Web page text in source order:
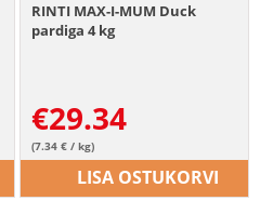
RINTI MAX-I-MUM Duck
pardiga 4 kg
€29.34
(7.34 € / kg)
LISA OSTUKORVI